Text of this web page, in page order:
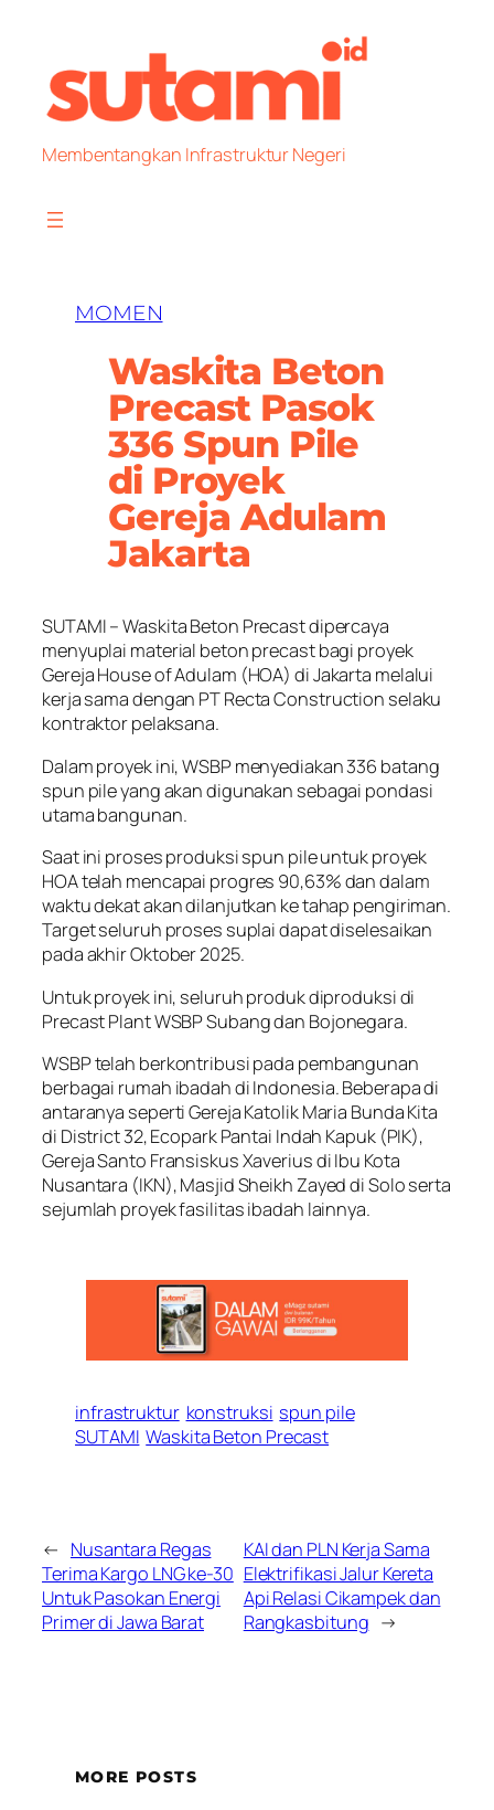
content
Membentangkan Infrastruktur Negeri
MOMEN
Waskita Beton
Precast Pasok
336 Spun Pile
di Proyek
Gereja Adulam
Jakarta
SUTAMI – Waskita Beton Precast dipercaya
menyuplai material beton precast bagi proyek
Gereja House of Adulam (HOA) di Jakarta melalui
kerja sama dengan PT Recta Construction selaku
kontraktor pelaksana.
Dalam proyek ini, WSBP menyediakan 336 batang
spun pile yang akan digunakan sebagai pondasi
utama bangunan.
Saat ini proses produksi spun pile untuk proyek
HOA telah mencapai progres 90,63% dan dalam
waktu dekat akan dilanjutkan ke tahap pengiriman.
Target seluruh proses suplai dapat diselesaikan
pada akhir Oktober 2025.
Untuk proyek ini, seluruh produk diproduksi di
Precast Plant WSBP Subang dan Bojonegara.
WSBP telah berkontribusi pada pembangunan
berbagai rumah ibadah di Indonesia. Beberapa di
antaranya seperti Gereja Katolik Maria Bunda Kita
di District 32, Ecopark Pantai Indah Kapuk (PIK),
Gereja Santo Fransiskus Xaverius di Ibu Kota
Nusantara (IKN), Masjid Sheikh Zayed di Solo serta
sejumlah proyek fasilitas ibadah lainnya.
infrastruktur konstruksi spun pile
SUTAMI Waskita Beton Precast
← Nusantara Regas
Terima Kargo LNG ke-30
Untuk Pasokan Energi
Primer di Jawa Barat
KAI dan PLN Kerja Sama
Elektrifikasi Jalur Kereta
Api Relasi Cikampek dan
Rangkasbitung →
MORE POSTS